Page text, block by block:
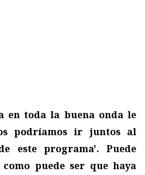
en toda la buena onda le
podríamos ir juntos al
este programa'. Puede
puede ser que haya